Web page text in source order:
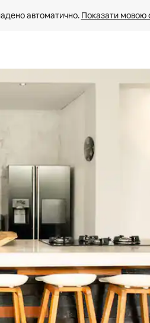
автоматично. Показати мовою
зі стрілками вгору та вниз